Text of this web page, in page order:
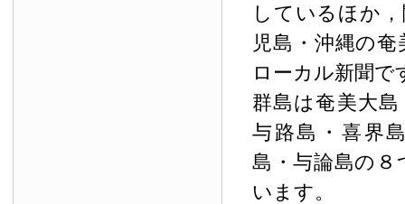
しているほか
児島・沖縄の
ローカル新聞で
群島は奄美大
与路島・喜界
島・与論島の
います。